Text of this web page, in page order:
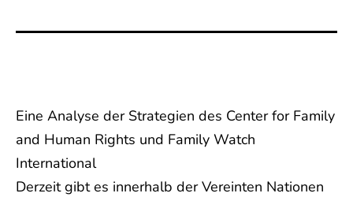
Eine Analyse der Strategien des Center for Family
and Human Rights und Family Watch
International
Derzeit gibt es innerhalb der Vereinten Nationen